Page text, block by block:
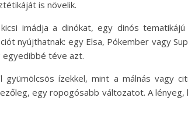
is növelik.
imádja a dinókat, egy dinós
nyújthatnak: egy Elsa, Pókember vagy
egyedibbé téve azt.
ízekkel, mint a málnás vagy
egy ropogósabb változatot. A lényeg,